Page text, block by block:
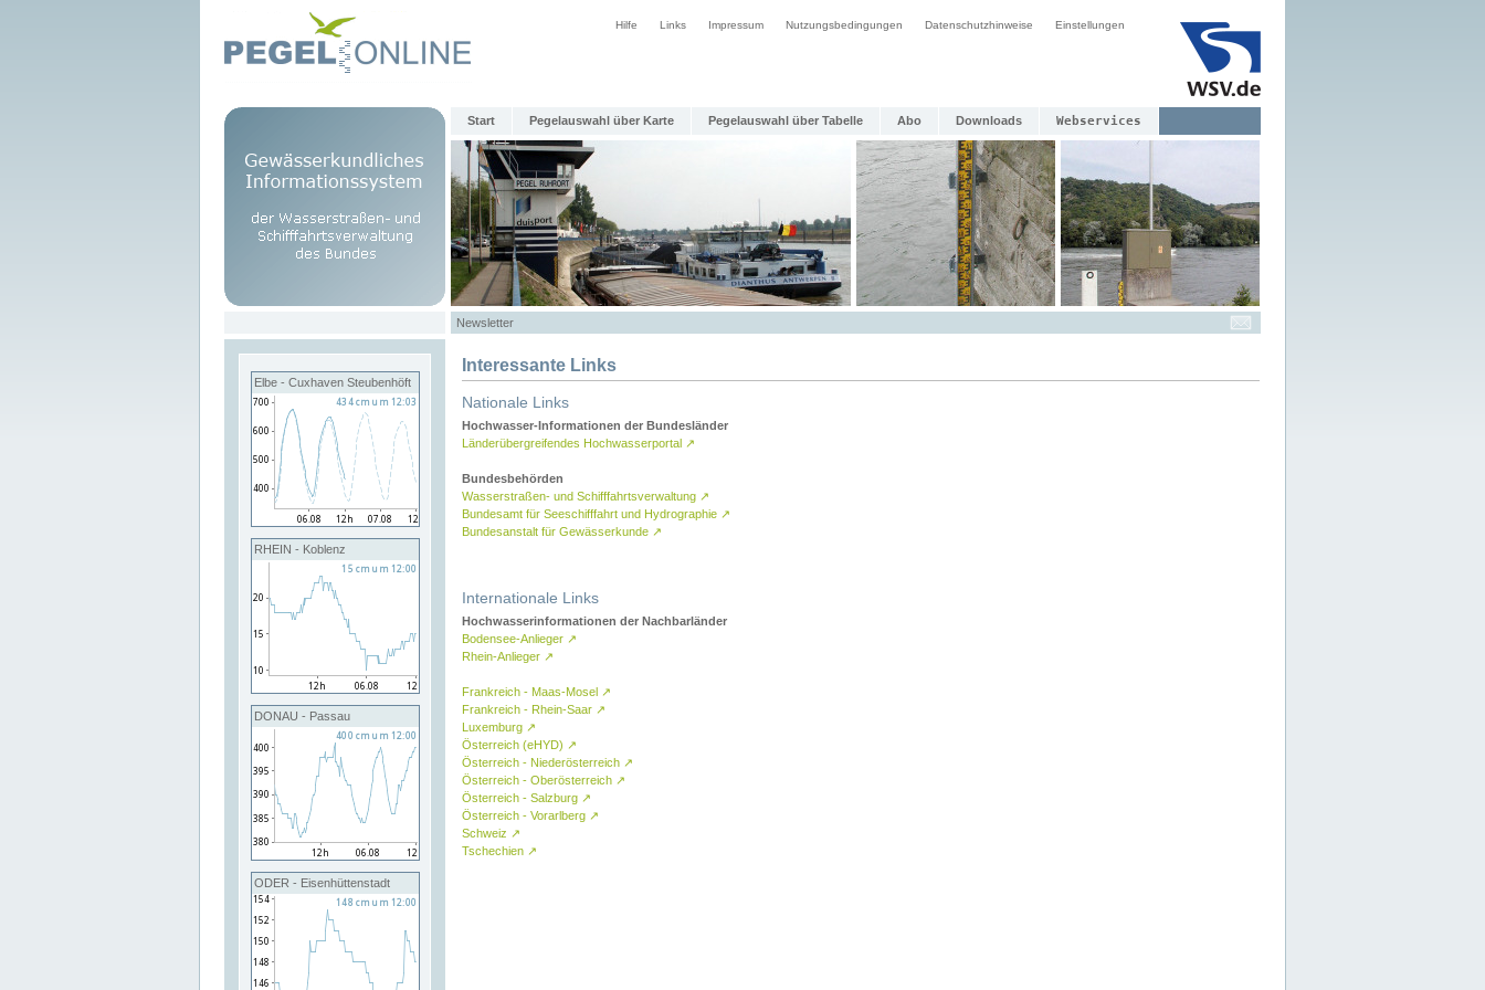
Hilfe Links Impressum Nutzungsbedingungen Datenschutzhinweise Einstellungen
Start Pegelauswahl über Karte Pegelauswahl über Tabelle Abo Downloads Webservices
Newsletter
Elbe - Cuxhaven Steubenhöft
RHEIN - Koblenz
DONAU - Passau
ODER - Eisenhüttenstadt
Interessante Links
Nationale Links
Hochwasser-Informationen der Bundesländer
Länderübergreifendes Hochwasserportal ↗
Bundesbehörden
Wasserstraßen- und Schifffahrtsverwaltung ↗
Bundesamt für Seeschifffahrt und Hydrographie ↗
Bundesanstalt für Gewässerkunde ↗
Internationale Links
Hochwasserinformationen der Nachbarländer
Bodensee-Anlieger ↗
Rhein-Anlieger ↗
Frankreich - Maas-Mosel ↗
Frankreich - Rhein-Saar ↗
Luxemburg ↗
Österreich (eHYD) ↗
Österreich - Niederösterreich ↗
Österreich - Oberösterreich ↗
Österreich - Salzburg ↗
Österreich - Vorarlberg ↗
Schweiz ↗
Tschechien ↗